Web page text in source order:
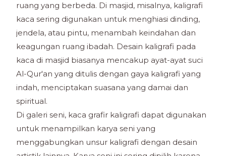
ruang yang berbeda. Di masjid, misalnya, kaligrafi
kaca sering digunakan untuk menghiasi dinding,
jendela, atau pintu, menambah keindahan dan
keagungan ruang ibadah. Desain kaligrafi pada
kaca di masjid biasanya mencakup ayat-ayat suci
Al-Qur'an yang ditulis dengan gaya kaligrafi yang
indah, menciptakan suasana yang damai dan
spiritual.
Di galeri seni, kaca grafir kaligrafi dapat digunakan
untuk menampilkan karya seni yang
menggabungkan unsur kaligrafi dengan desain